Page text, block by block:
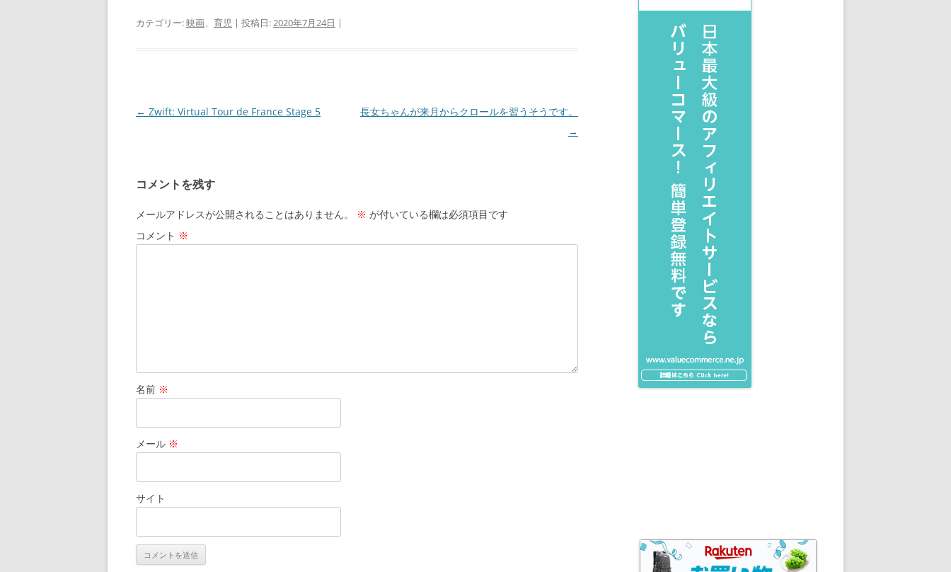
カテゴリー:映画 育児 | 投稿日: 2020年7月24日 |
投
ゲ
ー
シ
ョ
← Zwift: Virtual Tour de France Stage 5
長女ちゃんが来月からクロールを習うそうです。
→
コメントを残す
メールアドレスが公開されることはありません。 ※ が付いている欄は必須項目です
コメント ※
名前 ※
メール ※
サイト